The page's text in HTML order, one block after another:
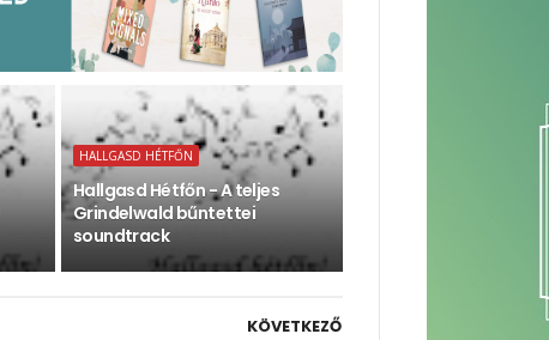
HALLGASD HÉTFŐN
Hallgasd Hétfőn - A teljes
Grindelwald bűntettei
soundtrack
KÖVETKEZŐ